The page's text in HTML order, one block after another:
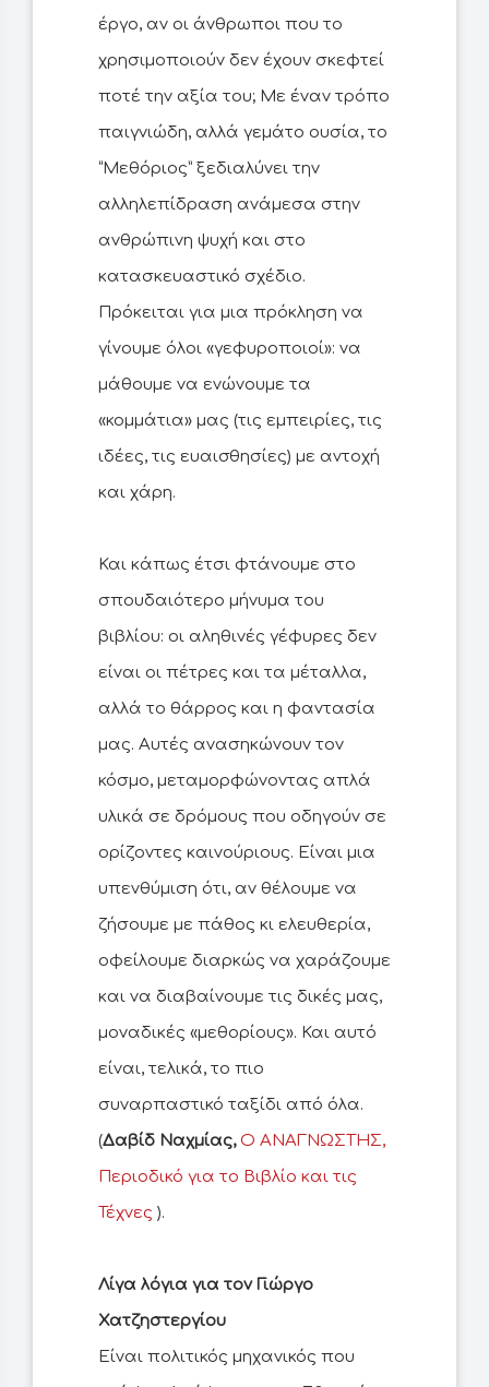
έργο, αν οι άνθρωποι που το
χρησιμοποιούν δεν έχουν σκεφτεί
ποτέ την αξία του; Με έναν τρόπο
παιγνιώδη, αλλά γεμάτο ουσία, το
“Μεθόριος” ξεδιαλύνει την
αλληλεπίδραση ανάμεσα στην
ανθρώπινη ψυχή και στο
κατασκευαστικό σχέδιο.
Πρόκειται για μια πρόκληση να
γίνουμε όλοι «γεφυροποιοί»: να
μάθουμε να ενώνουμε τα
«κομμάτια» μας (τις εμπειρίες, τις
ιδέες, τις ευαισθησίες) με αντοχή
και χάρη.
Και κάπως έτσι φτάνουμε στο
σπουδαιότερο μήνυμα του
βιβλίου: οι αληθινές γέφυρες δεν
είναι οι πέτρες και τα μέταλλα,
αλλά το θάρρος και η φαντασία
μας. Αυτές ανασηκώνουν τον
κόσμο, μεταμορφώνοντας απλά
υλικά σε δρόμους που οδηγούν σε
ορίζοντες καινούριους. Είναι μια
υπενθύμιση ότι, αν θέλουμε να
ζήσουμε με πάθος κι ελευθερία,
οφείλουμε διαρκώς να χαράζουμε
και να διαβαίνουμε τις δικές μας,
μοναδικές «μεθορίους». Και αυτό
είναι, τελικά, το πιο
συναρπαστικό ταξίδι από όλα.
(Δαβίδ Ναχμίας, Ο ΑΝΑΓΝΩΣΤΗΣ,
Περιοδικό για το Βιβλίο και τις
Τέχνες ).
Λίγα λόγια για τον Γιώργο
Χατζηστεργίου
Είναι πολιτικός μηχανικός που